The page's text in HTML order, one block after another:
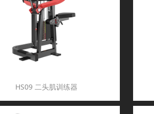
HS09 二头肌训练器